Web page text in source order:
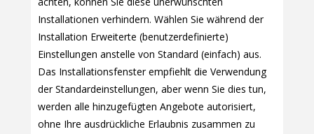
Installationen verhindern. Wählen Sie während der
Installation Erweiterte (benutzerdefinierte)
Einstellungen anstelle von Standard (einfach) aus.
Das Installationsfenster empfiehlt die Verwendung
der Standardeinstellungen, aber wenn Sie dies tun,
werden alle hinzugefügten Angebote autorisiert,
ohne Ihre ausdrückliche Erlaubnis zusammen zu